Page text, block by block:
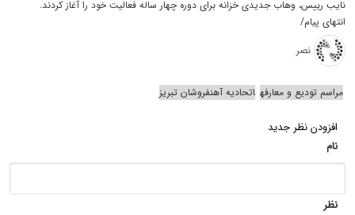
نایب رییس، وهاب جدیدی خزانه برای دوره چهار ساله فعالیت خود را آغاز کردند.
انتهای پیام/
نصر
مراسم تودیع و معارفه اتحادیه آهنفروشان تبریز
افزودن نظر جدید
نام
نظر